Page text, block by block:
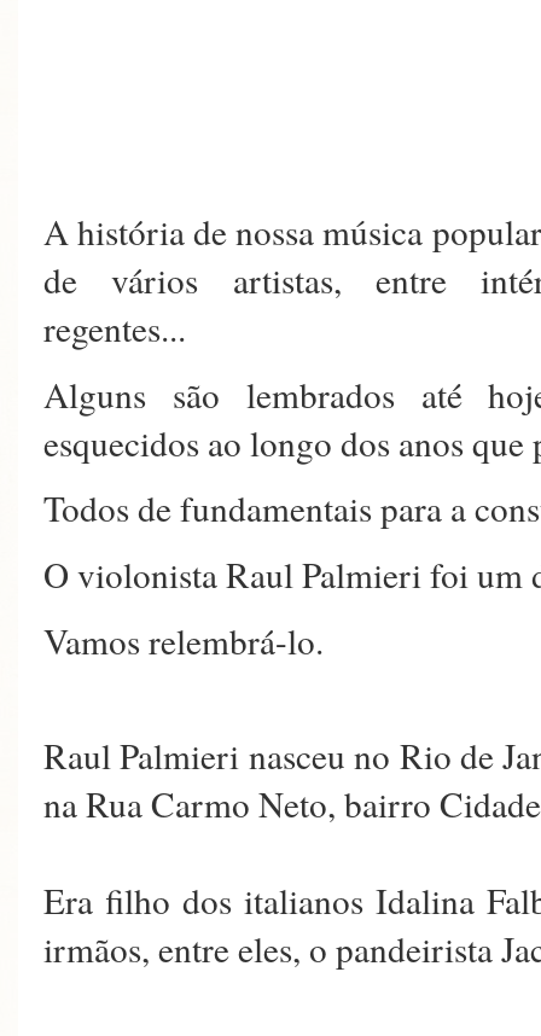
A história de nossa música
de vários artistas, entre
regentes...
Alguns são lembrados até
esquecidos ao longo dos anos
Todos de fundamentais para a
O violonista Raul Palmieri foi um
Vamos relembrá-lo.
Raul Palmieri nasceu no Rio de
na Rua Carmo Neto, bairro
Era filho dos italianos Idalina
irmãos, entre eles, o pandeirista